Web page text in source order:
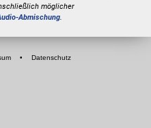
möglicher
Abmischung.
• Datenschutz